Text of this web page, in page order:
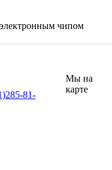
чипом
81-
Мы на
карте